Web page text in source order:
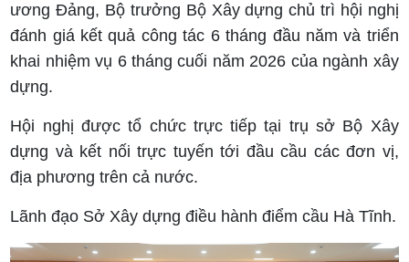
ương Đảng, Bộ trưởng Bộ Xây dựng chủ trì hội nghị
đánh giá kết quả công tác 6 tháng đầu năm và triển
khai nhiệm vụ 6 tháng cuối năm 2026 của ngành xây
dựng.
Hội nghị được tổ chức trực tiếp tại trụ sở Bộ Xây
dựng và kết nối trực tuyến tới đầu cầu các đơn vị,
địa phương trên cả nước.
Lãnh đạo Sở Xây dựng điều hành điểm cầu Hà Tĩnh.